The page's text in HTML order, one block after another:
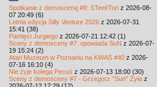
Spotkanie z demosceną #9: STeel/Tori z 2026-08-
07 20:49 (6)
Letnia edycja Silly Venture 2026 z 2026-07-31
15:41 (38)
Pamięci Jurgiego z 2026-07-21 12:42 (1)
Sceny z demosceny #7: opowiada SuN z 2026-07-
19 15:24 (2)
Atari Muzeum w Poznaniu na KWAS #40 z 2026-
07-16 16:10 (4)
Nie żyje kolega Pecuś z 2026-07-13 18:00 (30)
Sceny z demosceny #7 - Grzegorz "Sun" Żyła z